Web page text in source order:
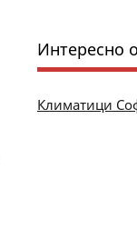
Интересно
Климатици